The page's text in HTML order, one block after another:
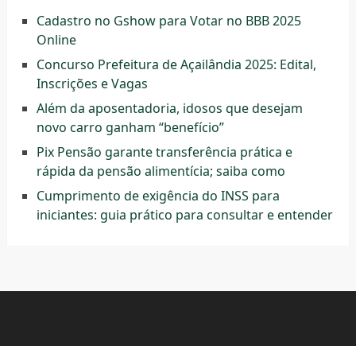
Cadastro no Gshow para Votar no BBB 2025
Online
Concurso Prefeitura de Açailândia 2025: Edital,
Inscrições e Vagas
Além da aposentadoria, idosos que desejam
novo carro ganham “benefício”
Pix Pensão garante transferência prática e
rápida da pensão alimentícia; saiba como
Cumprimento de exigência do INSS para
iniciantes: guia prático para consultar e entender